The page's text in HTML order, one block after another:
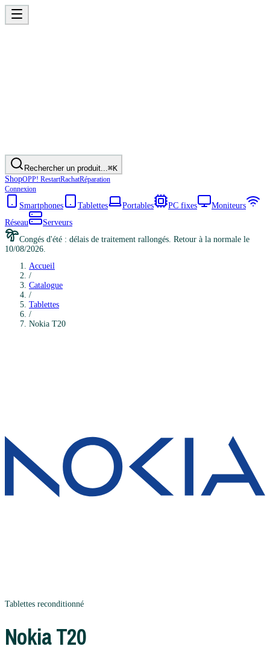
Rechercher un produit...⌘K
ShopOPP! RestartRachatRéparation
Connexion
Smartphones Tablettes Portables PC fixes
Moniteurs
Réseau
Serveurs
Congés d'été : délais de traitement rallongés. Retour à la normale le
10/08/2026.
Accueil
/
Catalogue
/
Tablettes
/
Nokia T20
Tablettes reconditionné
NokiaT20